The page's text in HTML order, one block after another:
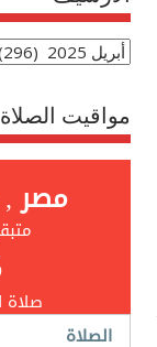
الارشيف
مواقيت الصلاة